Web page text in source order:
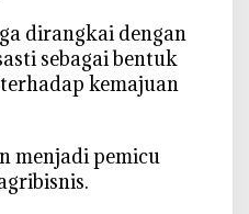
dirangkai dengan
sebagai bentuk
kemajuan
menjadi pemicu